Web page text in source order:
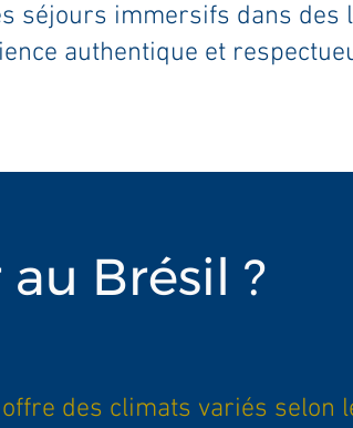
séjours immersifs dans des
authentique et
Brésil ?
offre des climats variés selon